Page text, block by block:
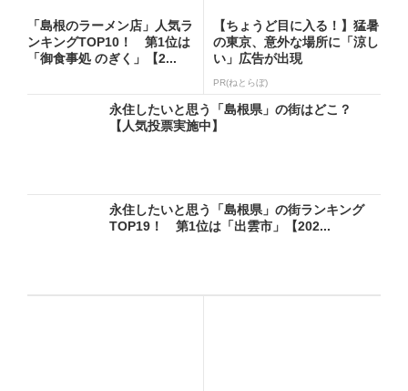
「島根のラーメン店」人気ラ
ンキングTOP10！ 第1位は
「御食事処 のぎく」【2...
【ちょうど目に入る！】猛暑
の東京、意外な場所に「涼し
い」広告が出現
PR(ねとらぼ)
永住したいと思う「島根県」の街はどこ？
【人気投票実施中】
永住したいと思う「島根県」の街ランキング
TOP19！ 第1位は「出雲市」【202...